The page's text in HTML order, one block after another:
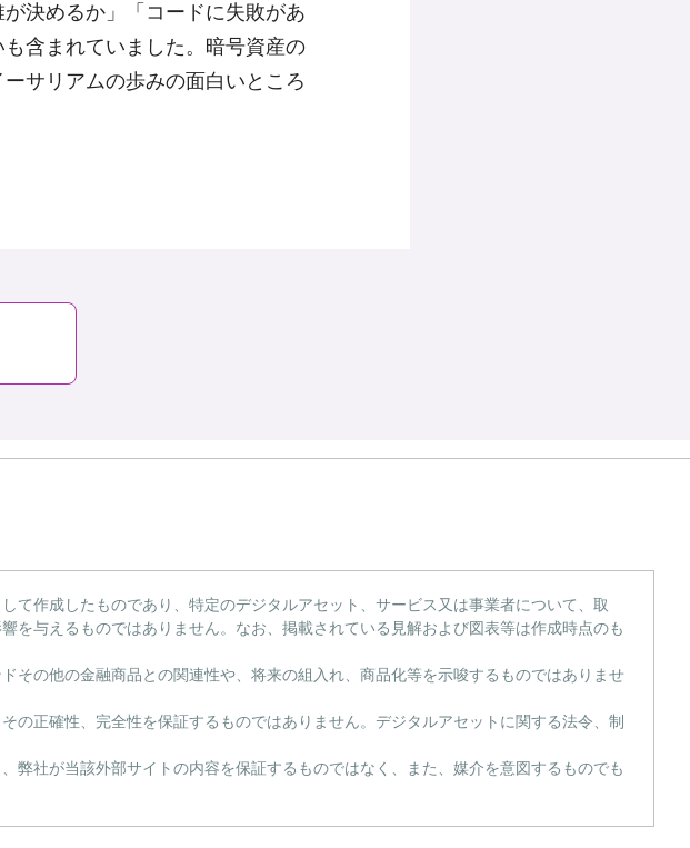
決めるか」「コードに失敗があ
含まれていました。暗号資産の
サリアムの歩みの面白いところ
作成したものであり、特定のデジタルアセット、サービス又は事業者について、取
与えるものではありません。なお、掲載されている見解および図表等は作成時点のも
その他の金融商品との関連性や、将来の組入れ、商品化等を示唆するものではありませ
正確性、完全性を保証するものではありません。デジタルアセットに関する法令、制
社が当該外部サイトの内容を保証するものではなく、また、媒介を意図するものでも